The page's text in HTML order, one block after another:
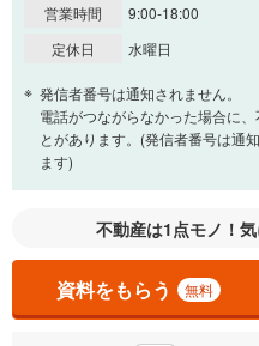
営業時間
9:00-18:00
定休日
水曜日
発信者番号は通知されません。
電話がつながらなかった場合に
とがあります。(発信者番号は通
ます)
不動産は1点モノ！
資料をもらう 無料